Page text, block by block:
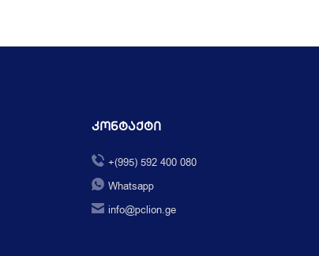
Კონტაქტი
+(995) 592 400 080
Whatsapp
info@pclion.ge